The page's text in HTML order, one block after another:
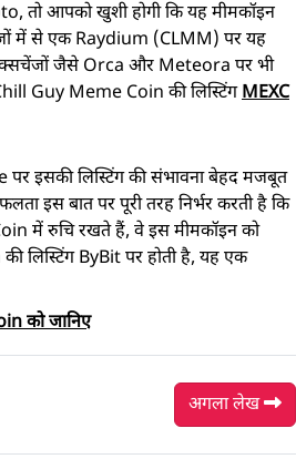
तो आपको खुशी होगी कि यह मीमकॉइन
में से एक Raydium (CLMM) पर यह
एक्सचेंजों जैसे Orca और Meteora पर भी
Guy Meme Coin की लिस्टिंगMEXC
इसकी लिस्टिंग की संभावना बेहद मजबूत
इस बात पर पूरी तरह निर्भर करती है कि
में रुचि रखते हैं, वे इस मीमकॉइन को
लिस्टिंग ByBit पर होती है, यह एक
को जानिए
अगला लेख